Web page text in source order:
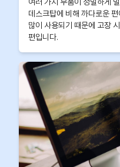
데스크탑에 비해 까다로운
많이 사용되기 때문에 고장
편입니다.